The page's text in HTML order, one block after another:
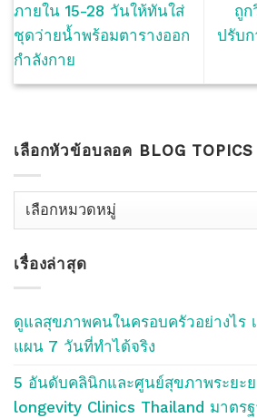
ภายใน 15-28 วันให้ทันใส่
ชุดว่ายน้ำพร้อมตารางออก
กำลังกาย
ถูก
ปรับ
เลือกหัวข้อบลอค BLOG TOPICS
เลือก
บลอค
Blog
เรื่องล่าสุด
ดูแลสุขภาพคนในครอบครัวอย่างไร
แผน 7 วันที่ทำได้จริง
5 อันดับคลินิกและศูนย์สุขภาพระยะ
longevity Clinics Thailand มาตร